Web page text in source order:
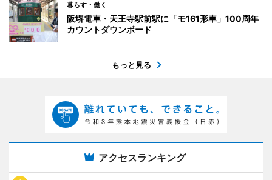
暮らす・働く
阪堺電車・天王寺駅前駅に「モ161形車」100周年
カウントダウンボード
もっと見る
アクセスランキング